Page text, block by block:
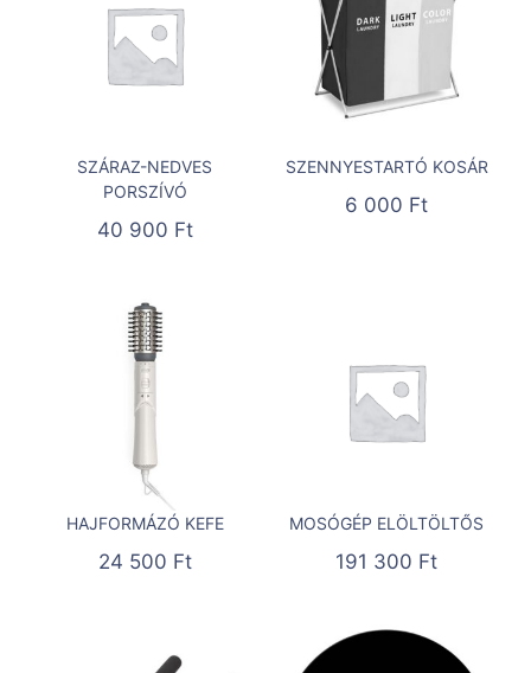
SZÁRAZ-NEDVES
PORSZÍVÓ
40 900 Ft
SZENNYESTARTÓ KOSÁR
6 000 Ft
HAJFORMÁZÓ KEFE
24 500 Ft
MOSÓGÉP ELÖLTÖLTŐS
191 300 Ft